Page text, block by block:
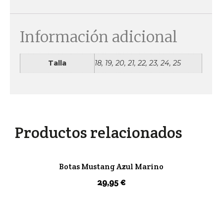
Productos relacionados
Botas Mustang Azul Marino
29,95€
Información adicional
Talla 18, 19, 20, 21, 22, 23, 24, 25